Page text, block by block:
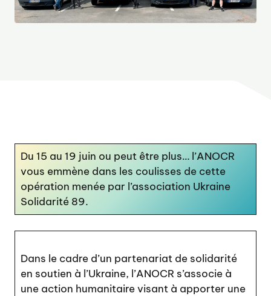
Du 15 au 19 juin ou peut être plus… l’ANOCR
vous emmène dans les coulisses de cette
opération menée par l’association Ukraine
Solidarité 89.
Dans le cadre d’un partenariat de solidarité
en soutien à l’Ukraine, l’ANOCR s’associe à
une action humanitaire visant à apporter une